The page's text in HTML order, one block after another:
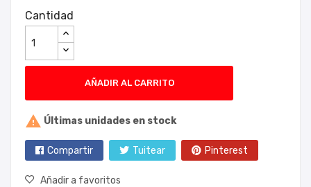
Cantidad
AÑADIR AL CARRITO
 Últimas unidades en stock
Compartir Tuitear Pinterest
Añadir a favoritos